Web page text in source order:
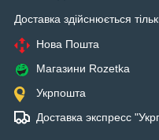
Доставка здійснюється
Нова Пошта
Магазини Rozetka
Укрпошта
Доставка экспресс